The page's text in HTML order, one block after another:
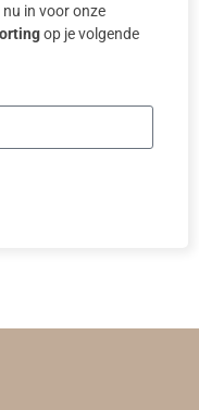
in voor onze
op je volgende